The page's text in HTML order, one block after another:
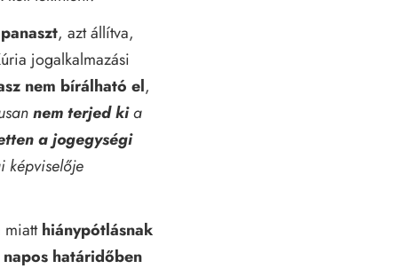
, azt állítva,
jogalkalmazási
nem bírálható el,
nem terjed kia
a jogegységi
miatthiánypótlásnak
határidőben